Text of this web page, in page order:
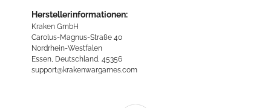
Herstellerinformationen:
Kraken GmbH
Carolus-Magnus-Straße 40
Nordrhein-Westfalen
Essen, Deutschland, 45356
support@krakenwargames.com